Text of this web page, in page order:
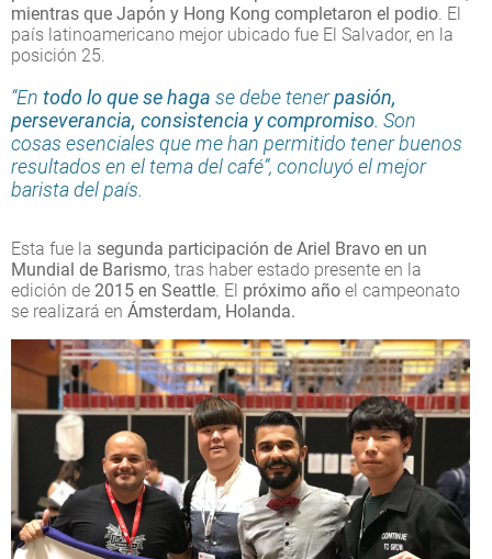
mientras que Japón y Hong Kong completaron el podio. El
país latinoamericano mejor ubicado fue El Salvador, en la
posición 25.
“En todo lo que se haga se debe tenerpasión,
perseverancia, consistencia y compromiso. Son
cosas esenciales que me han permitido tener buenos
resultados en el tema del café”, concluyó el mejor
barista del país.
Esta fue la segunda participación de Ariel Bravo en un
Mundial de Barismo, tras haber estado presente en la
edición de 2015 en Seattle. El próximo año el campeonato
se realizará en Ámsterdam, Holanda.